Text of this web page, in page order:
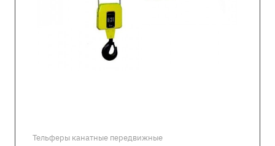
Тельферы канатные передвижные